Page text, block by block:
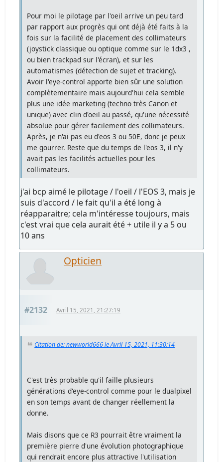
Pour moi le pilotage par l'oeil arrive un peu tard
par rapport aux progrès qui ont déjà été faits à la
fois sur la facilité de placement des collimateurs
(joystick classique ou optique comme sur le 1dx3 ,
ou bien trackpad sur l'écran), et sur les
automatismes (détection de sujet et tracking).
Avoir l'eye-control apporte bien sûr une solution
complètementaire mais aujourd'hui cela semble
plus une idée marketing (techno très Canon et
unique) avec clin d'oeil au passé, qu'une nécessité
absolue pour gérer facilement des collimateurs.
Après, je n'ai pas eu d'eos 3 ou 50E, donc je peux
me gourrer. Reste que du temps de l'eos 3, il n'y
avait pas les facilités actuelles pour les
collimateurs.
j'ai bcp aimé le pilotage / l'oeil / l'EOS 3, mais je
suis d'accord / le fait qu'il a été long à
réapparaitre; cela m'intéresse toujours, mais
c'est vrai que cela aurait été + utile il y a 5 ou
10 ans
Opticien
#2132 Avril 15, 2021, 21:27:19
Citation de: newworld666 le Avril 15, 2021, 11:30:14
C'est très probable qu'il faille plusieurs
générations d'eye-control comme pour le dualpixel
en son temps avant de changer réellement la
donne.
Mais disons que ce R3 pourrait être vraiment la
première pierre d'une évolution photographique
qui rendrait encore plus attractive l'utilisation